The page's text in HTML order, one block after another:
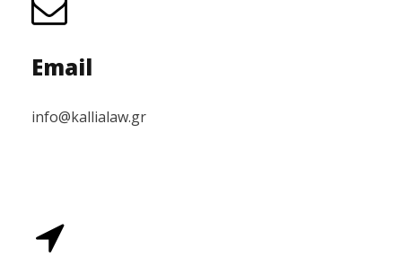
Email
info@kallialaw.gr